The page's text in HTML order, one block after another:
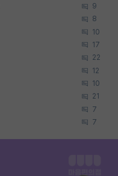
9
8
10
17
22
12
10
21
7
7